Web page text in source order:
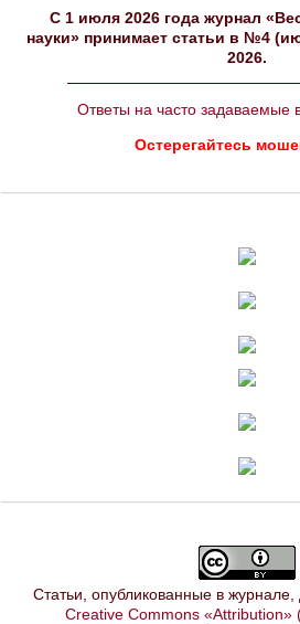
C 1 июля 2026 года журнал
науки» принимает статьи в №4
2026.
Ответы на часто задаваемые
Остерегайтесь
Статьи, опубликованные в журнале,
Creative Commons «Attribution»